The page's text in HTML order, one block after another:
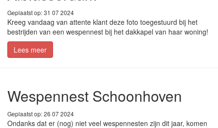
Geplaatst op: 31 07 2024
Kreeg vandaag van attente klant deze foto toegestuurd bij het
bestrijden van een wespennest bij het dakkapel van haar woning!
Lees meer
Wespennest Schoonhoven
Geplaatst op: 26 07 2024
Ondanks dat er (nog) niet veel wespennesten zijn dit jaar, komen